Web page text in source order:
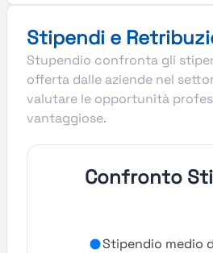
Stipendi e
Stupendio confronta gli
offerta dalle aziende nel
valutare le opportunità
vantaggiose.
Confronto
Stipendio medio